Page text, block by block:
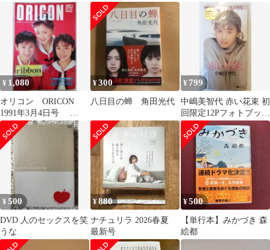
クスを笑うな 山崎ナ
オコーラ 恋愛 短編
¥ 1,080
オリコン ORICON
1991年3月4日号
ribbon ゴーバンズ
¥300
八日目の蝉 角田光代
¥ 799
中嶋美智代 赤い花束 初
回限定12Pフォトブック
付 8センチCD 乙女
塾
¥500
DVD 人のセックスを笑
うな
¥880
ナチュリラ 2026春夏
最新号
¥500
【単行本】みかづき 森
絵都